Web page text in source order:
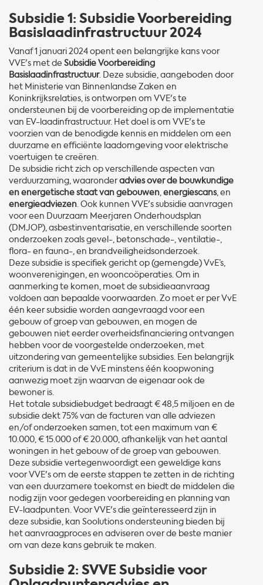
Subsidie 1: Subsidie Voorbereiding
Basislaadinfrastructuur 2024
Vanaf 1 januari 2024 opent een belangrijke kans voor
VVE's met de Subsidie Voorbereiding
Basislaadinfrastructuur. Deze subsidie, aangeboden door
het Ministerie van Binnenlandse Zaken en
Koninkrijksrelaties, is ontworpen om VVE's te
ondersteunen bij de voorbereiding op de implementatie
van EV-laadinfrastructuur. Het doel is om VVE's te
voorzien van de benodigde kennis en middelen om een
duurzame en efficiënte laadomgeving voor elektrische
voertuigen te creëren.
De subsidie richt zich op verschillende aspecten van
verduurzaming, waaronderadvies over de bouwkundige
en energetische staat van gebouwen,energiescans, en
energieadviezen. Ook kunnen VVE's subsidie aanvragen
voor een Duurzaam Meerjaren Onderhoudsplan
(DMJOP), asbestinventarisatie, en verschillende soorten
onderzoeken zoals gevel-, betonschade-, ventilatie-,
flora- en fauna-, en brandveiligheidsonderzoek.
Deze subsidie is specifiek gericht op (gemengde) VvE’s,
woonverenigingen, en wooncoöperaties. Om in
aanmerking te komen, moet de subsidieaanvraag
voldoen aan bepaalde voorwaarden. Zo moet er per VvE
één keer subsidie worden aangevraagd voor een
gebouw of groep van gebouwen, en mogen de
gebouwen niet eerder overheidsfinanciering ontvangen
hebben voor de voorgestelde onderzoeken, met
uitzondering van gemeentelijke subsidies. Een belangrijk
criterium is dat in de VvE minstens één koopwoning
aanwezig moet zijn waarvan de eigenaar ook de
bewoner is.
Het totale subsidiebudget bedraagt € 48,5 miljoen en de
subsidie dekt 75% van de facturen van alle adviezen
en/of onderzoeken samen, tot een maximum van €
10.000, € 15.000 of € 20.000, afhankelijk van het aantal
woningen in het gebouw of de groep van gebouwen.
Deze subsidie vertegenwoordigt een geweldige kans
voor VVE's om de eerste stappen te zetten in de richting
van een duurzamere toekomst en biedt de middelen die
nodig zijn voor gedegen voorbereiding en planning van
EV-laadpunten. Voor VVE's die geïnteresseerd zijn in
deze subsidie, kan Soolutions ondersteuning bieden bij
het aanvraagproces en adviseren over de beste manier
om van deze kans gebruik te maken.
Subsidie 2: SVVE Subsidie voor